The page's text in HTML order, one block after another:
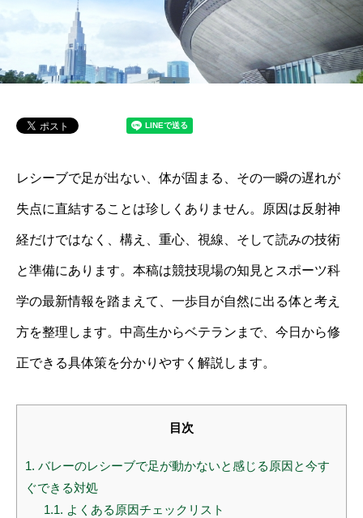
レシーブで足が出ない、体が固まる、その一瞬の遅れが
失点に直結することは珍しくありません。原因は反射神
経だけではなく、構え、重心、視線、そして読みの技術
と準備にあります。本稿は競技現場の知見とスポーツ科
学の最新情報を踏まえて、一歩目が自然に出る体と考え
方を整理します。中高生からベテランまで、今日から修
正できる具体策を分かりやすく解説します。
目次
1. バレーのレシーブで足が動かないと感じる原因と今す
ぐできる対処
1.1. よくある原因チェックリスト